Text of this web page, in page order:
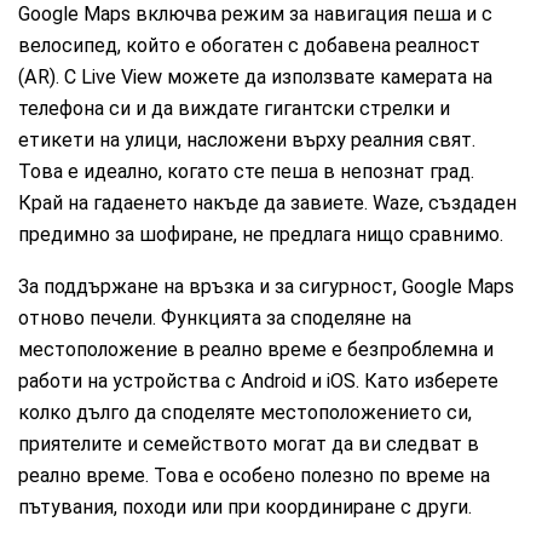
Google Maps включва режим за навигация пеша и с
велосипед, който е обогатен с добавена реалност
(AR). С Live View можете да използвате камерата на
телефона си и да виждате гигантски стрелки и
етикети на улици, насложени върху реалния свят.
Това е идеално, когато сте пеша в непознат град.
Край на гадаенето накъде да завиете. Waze, създаден
предимно за шофиране, не предлага нищо сравнимо.
За поддържане на връзка и за сигурност, Google Maps
отново печели. Функцията за споделяне на
местоположение в реално време е безпроблемна и
работи на устройства с Android и iOS. Като изберете
колко дълго да споделяте местоположението си,
приятелите и семейството могат да ви следват в
реално време. Това е особено полезно по време на
пътувания, походи или при координиране с други.